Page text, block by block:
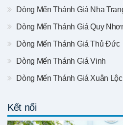
Dòng Mến Thánh Giá Nha
Dòng Mến Thánh Giá Quy
Dòng Mến Thánh Giá Thủ Đức
Dòng Mến Thánh Giá Vinh
Dòng Mến Thánh Giá Xuân Lộc
Kết nối